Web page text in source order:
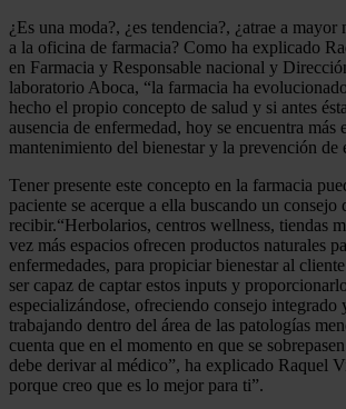
¿Es una moda?, ¿es tendencia?, ¿atrae a mayor
a la oficina de farmacia? Como ha explicado
en Farmacia y Responsable nacional y
laboratorio Aboca, “la farmacia ha
hecho el propio concepto de salud y si antes
ausencia de enfermedad, hoy se encuentra más
mantenimiento del bienestar y la prevención de
Tener presente este concepto en la farmacia
paciente se acerque a ella buscando un consejo
recibir.“Herbolarios, centros wellness, tiendas
vez más espacios ofrecen productos naturales
enfermedades, para propiciar bienestar al
ser capaz de captar estos inputs y
especializándose, ofreciendo consejo integrado
trabajando dentro del área de las patologías
cuenta que en el momento en que se
debe derivar al médico”, ha explicado Raquel
porque creo que es lo mejor para ti”.